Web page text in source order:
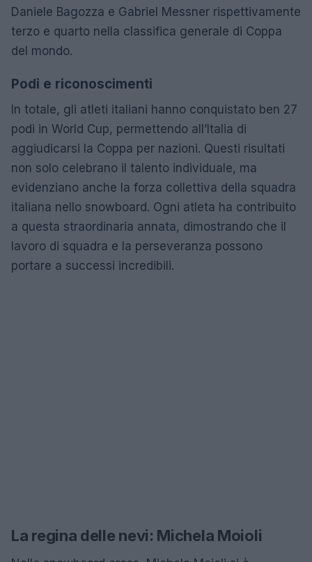
Daniele Bagozza e Gabriel Messner rispettivamente
terzo e quarto nella classifica generale di Coppa
del mondo.
Podi e riconoscimenti
In totale, gli atleti italiani hanno conquistato ben 27
podi in World Cup, permettendo all’Italia di
aggiudicarsi la Coppa per nazioni. Questi risultati
non solo celebrano il talento individuale, ma
evidenziano anche la forza collettiva della squadra
italiana nello snowboard. Ogni atleta ha contribuito
a questa straordinaria annata, dimostrando che il
lavoro di squadra e la perseveranza possono
portare a successi incredibili.
La regina delle nevi: Michela Moioli